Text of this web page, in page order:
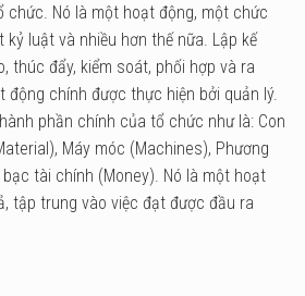
chức. Nó là một hoạt động, một chức
luật và nhiều hơn thế nữa. Lập kế
thúc đẩy, kiểm soát, phối hợp và ra
động chính được thực hiện bởi quản lý.
phần chính của tổ chức như là: Con
Máy móc (Machines), Phương
tài chính (Money). Nó là một hoạt
tập trung vào việc đạt được đầu ra